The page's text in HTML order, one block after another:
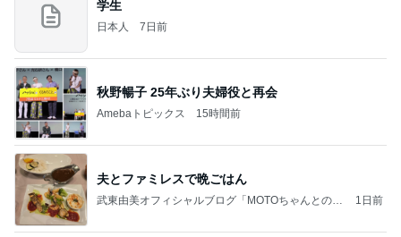
学生
日本人 7日前
秋野暢子 25年ぶり夫婦役と再会
Amebaトピックス 15時間前
夫とファミレスで晩ごはん
武東由美オフィシャルブログ「MOTOちゃんとのは
1日前